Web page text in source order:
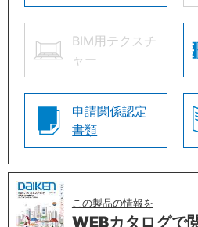
BIM用テクスチ
ャー
申請関係認定
書類
この製品の情報を
WEBカタログで